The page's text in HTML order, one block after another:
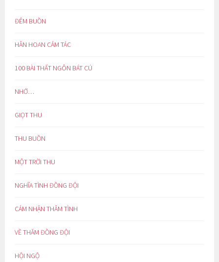
ĐÊM BUỒN
HÂN HOAN CẢM TÁC
100 BÀI THẤT NGÔN BÁT CÚ
NHỚ…
GIỌT THU
THU BUỒN
MỘT TRỜI THU
NGHĨA TÌNH ĐỒNG ĐỘI
CẢM NHẬN THÂM TÌNH
VỀ THĂM ĐỒNG ĐỘI
HỘI NGỘ